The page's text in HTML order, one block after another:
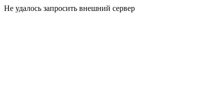
Не удалось запросить внешний сервер